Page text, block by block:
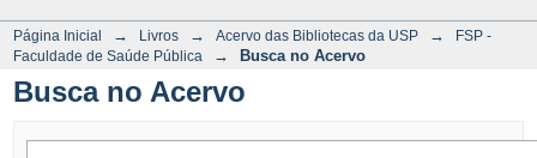
Página Inicial → Livros → Acervo das Bibliotecas da USP →
FSP -
Faculdade de Saúde Pública
→ Busca no Acervo
Busca no Acervo